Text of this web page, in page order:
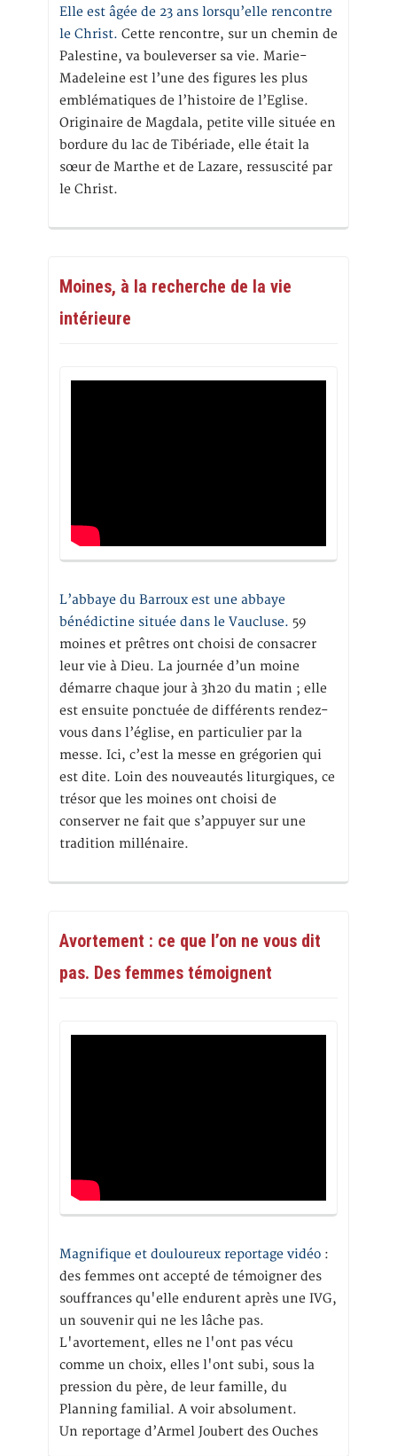
Elle est âgée de 23 ans lorsqu’elle rencontre
le Christ. Cette rencontre, sur un chemin de
Palestine, va bouleverser sa vie. Marie-
Madeleine est l’une des figures les plus
emblématiques de l’histoire de l’Eglise.
Originaire de Magdala, petite ville située en
bordure du lac de Tibériade, elle était la
sœur de Marthe et de Lazare, ressuscité par
le Christ.
Moines, à la recherche de la vie
intérieure
L’abbaye du Barroux est une abbaye
bénédictine située dans le Vaucluse. 59
moines et prêtres ont choisi de consacrer
leur vie à Dieu. La journée d’un moine
démarre chaque jour à 3h20 du matin ; elle
est ensuite ponctuée de différents rendez-
vous dans l’église, en particulier par la
messe. Ici, c’est la messe en grégorien qui
est dite. Loin des nouveautés liturgiques, ce
trésor que les moines ont choisi de
conserver ne fait que s’appuyer sur une
tradition millénaire.
Avortement : ce que l’on ne vous dit
pas. Des femmes témoignent
Magnifique et douloureux reportage vidéo :
des femmes ont accepté de témoigner des
souffrances qu'elle endurent après une IVG,
un souvenir qui ne les lâche pas.
L'avortement, elles ne l'ont pas vécu
comme un choix, elles l'ont subi, sous la
pression du père, de leur famille, du
Planning familial. A voir absolument.
Un reportage d’Armel Joubert des Ouches